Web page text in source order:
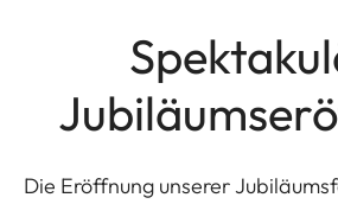
Die Eröffnung unserer